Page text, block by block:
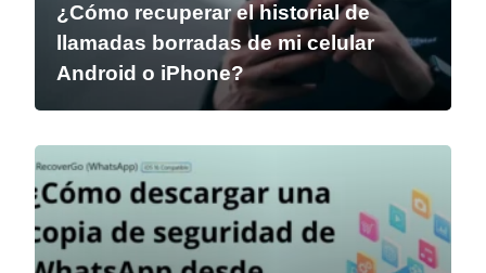
¿Cómo recuperar el historial de
llamadas borradas de mi celular
Android o iPhone?